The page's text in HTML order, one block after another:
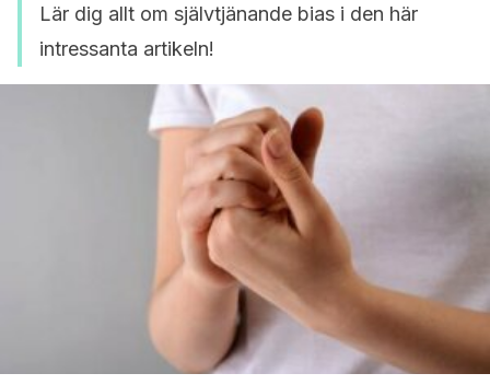
Lär dig allt om självtjänande bias i den här
intressanta artikeln!